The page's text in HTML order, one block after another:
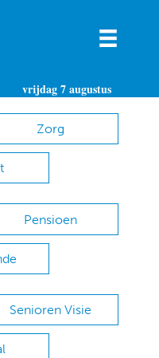
vrijdag 7 augustus
Zorg
Pensioen
Senioren Visie